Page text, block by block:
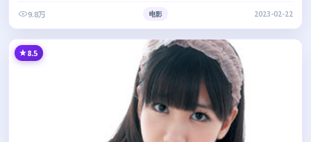
9.8万
电影 2023-02-22
8.5